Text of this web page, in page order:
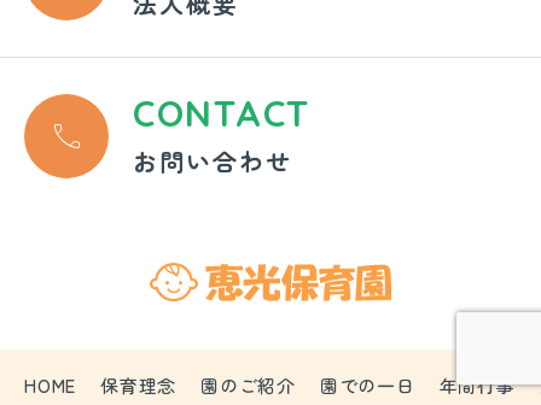
 CONTACT
お問い合わせ
HOME 保育理念 園のご紹介 園での一日 年間行事